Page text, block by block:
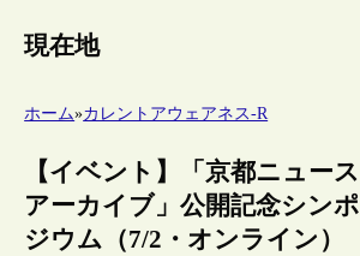
現在地
ホーム»カレントアウェアネス-R
【イベント】「京都ニュース
アーカイブ」公開記念シンポ
ジウム（7/2・オンライン）